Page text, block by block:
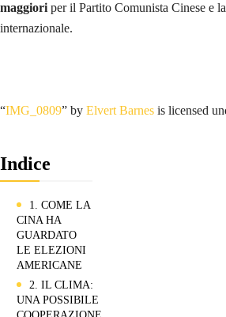
maggiori per il Partito Comunista Cinese e
internazionale.
“IMG_0809” by Elvert Barnes is licensed
Indice
1. COME LA
CINA HA
GUARDATO
LE ELEZIONI
AMERICANE
2. IL CLIMA:
UNA POSSIBILE